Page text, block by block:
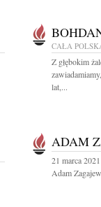
CAŁA
Z głębokim
lat,...
ADAM
21 marca
Adam